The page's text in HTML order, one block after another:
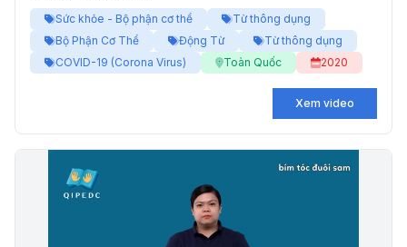
Sức khỏe - Bộ phận cơ thể
Từ thông dụng
Bộ Phận Cơ Thể
Động Từ
Từ thông dụng
COVID-19 (Corona Virus)
Toàn Quốc 2020
Xem video